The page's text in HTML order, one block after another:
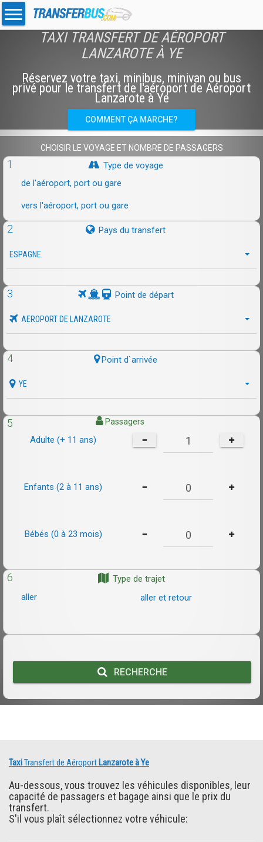
TAXI TRANSFERT DE AÉROPORT
LANZAROTE À YE
Réservez votre taxi, minibus, minivan ou bus
privé pour le transfert de l'aéroport de Aéroport
Lanzarote à Ye
COMMENT ÇA MARCHE?
CHOISIR LE VOYAGE ET NOMBRE DE PASSAGERS
1
Type de voyage
de l'aéroport, port ou gare
vers l'aéroport, port ou gare
2 Pays du transfert
ESPAGNE
3 Point de départ
AEROPORT DE LANZAROTE
4 Point d`arrivée
YE
5 Passagers
Adulte (+ 11 ans)
Enfants (2 à 11 ans)
Bébés (0 à 23 mois)
6
Type de trajet
aller
aller et retour
RECHERCHE
TaxiTransfert de Aéroport Lanzarote à Ye
Au-dessous, vous trouvez les véhicules disponibles, leur
capacité de passagers et bagage ainsi que le prix du
transfert.
S'il vous plaît sélectionnez votre véhicule: